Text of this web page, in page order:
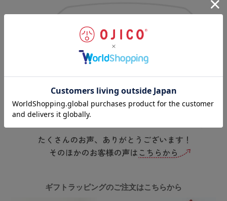
ギフトラッピングのご注文はこちらから